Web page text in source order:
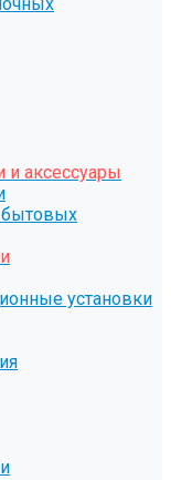
аксессуары
бытовых
установки